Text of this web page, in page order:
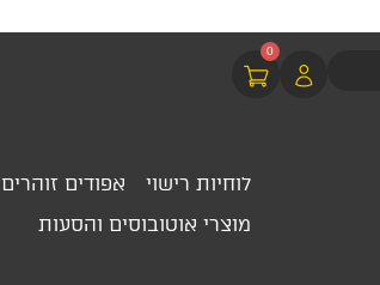
0
לוחיות רישוי אפודים זוהרים
מוצרי אוטובוסים והסעות